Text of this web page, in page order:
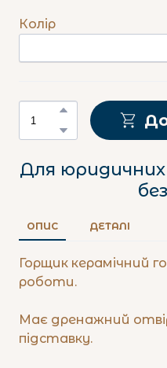
Колір
Для юридичних
ОПИС ДЕТАЛІ
Горщик керамічний
роботи.
Має дренажний
підставку.